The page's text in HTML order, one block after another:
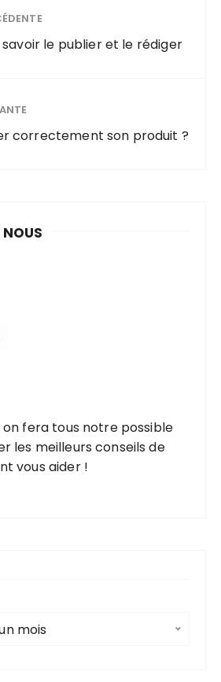
savoir le publier et le rédiger
correctement son produit ?
on fera tous notre possible
les meilleurs conseils de
vous aider !
mois